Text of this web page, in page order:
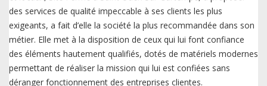
des services de qualité impeccable à ses clients les plus
exigeants, a fait d’elle la société la plus recommandée dans son
métier. Elle met à la disposition de ceux qui lui font confiance
des éléments hautement qualifiés, dotés de matériels modernes
permettant de réaliser la mission qui lui est confiées sans
déranger fonctionnement des entreprises clientes.